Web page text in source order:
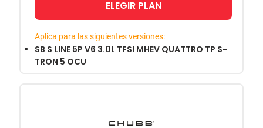
ELEGIR PLAN
Aplica para las siguientes versiones:
SB S LINE 5P V6 3.0L TFSI MHEV QUATTRO TP S-
TRON 5 OCU